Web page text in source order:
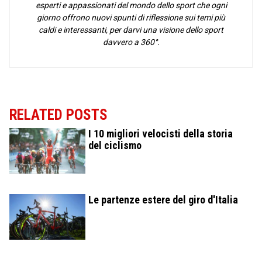
esperti e appassionati del mondo dello sport che ogni
giorno offrono nuovi spunti di riflessione sui temi più
caldi e interessanti, per darvi una visione dello sport
davvero a 360°.
RELATED POSTS
I 10 migliori velocisti della storia
del ciclismo
Le partenze estere del giro d'Italia